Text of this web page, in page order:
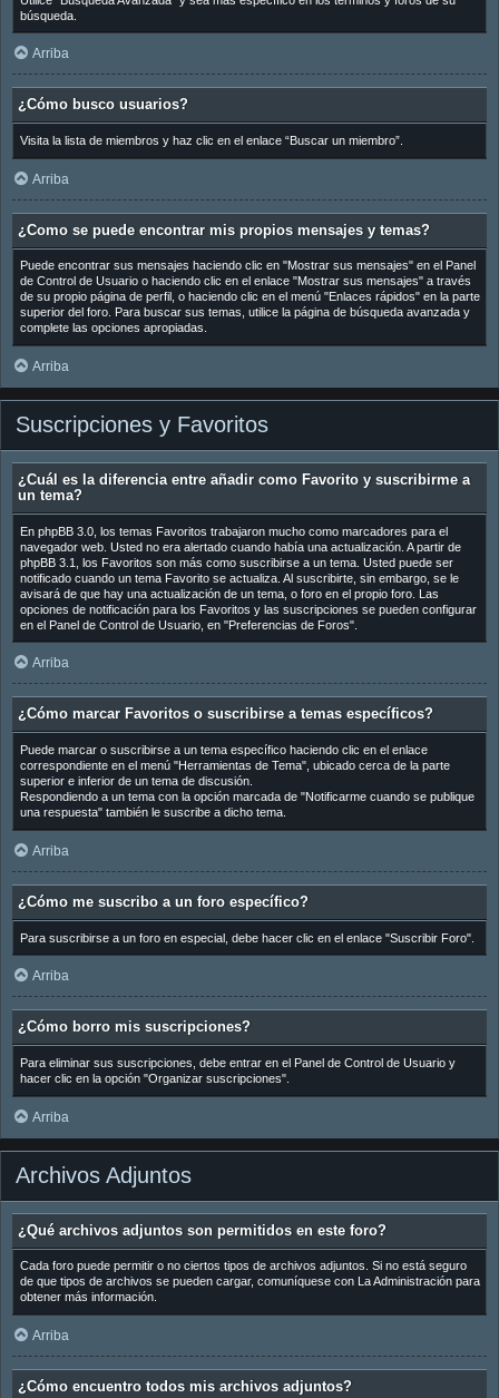
búsqueda.
Arriba
¿Cómo busco usuarios?
Visita la lista de miembros y haz clic en el enlace “Buscar un miembro”.
Arriba
¿Como se puede encontrar mis propios mensajes y temas?
Puede encontrar sus mensajes haciendo clic en "Mostrar sus mensajes" en el Panel
de Control de Usuario o haciendo clic en el enlace "Mostrar sus mensajes" a través
de su propio página de perfil, o haciendo clic en el menú "Enlaces rápidos" en la parte
superior del foro. Para buscar sus temas, utilice la página de búsqueda avanzada y
complete las opciones apropiadas.
Arriba
Suscripciones y Favoritos
¿Cuál es la diferencia entre añadir como Favorito y suscribirme a
un tema?
En phpBB 3.0, los temas Favoritos trabajaron mucho como marcadores para el
navegador web. Usted no era alertado cuando había una actualización. A partir de
phpBB 3.1, los Favoritos son más como suscribirse a un tema. Usted puede ser
notificado cuando un tema Favorito se actualiza. Al suscribirte, sin embargo, se le
avisará de que hay una actualización de un tema, o foro en el propio foro. Las
opciones de notificación para los Favoritos y las suscripciones se pueden configurar
en el Panel de Control de Usuario, en "Preferencias de Foros".
Arriba
¿Cómo marcar Favoritos o suscribirse a temas específicos?
Puede marcar o suscribirse a un tema específico haciendo clic en el enlace
correspondiente en el menú "Herramientas de Tema", ubicado cerca de la parte
superior e inferior de un tema de discusión.
Respondiendo a un tema con la opción marcada de "Notificarme cuando se publique
una respuesta" también le suscribe a dicho tema.
Arriba
¿Cómo me suscribo a un foro específico?
Para suscribirse a un foro en especial, debe hacer clic en el enlace "Suscribir Foro".
Arriba
¿Cómo borro mis suscripciones?
Para eliminar sus suscripciones, debe entrar en el Panel de Control de Usuario y
hacer clic en la opción "Organizar suscripciones".
Arriba
Archivos Adjuntos
¿Qué archivos adjuntos son permitidos en este foro?
Cada foro puede permitir o no ciertos tipos de archivos adjuntos. Si no está seguro
de que tipos de archivos se pueden cargar, comuníquese con La Administración para
obtener más información.
Arriba
¿Cómo encuentro todos mis archivos adjuntos?